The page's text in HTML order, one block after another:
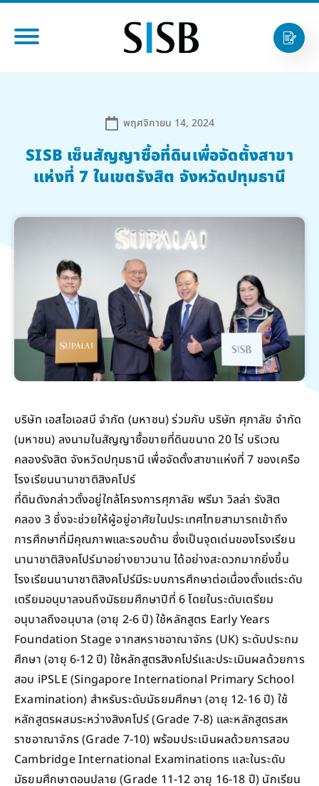
พฤศจิกายน 14, 2024
SISB เซ็นสัญญาซื้อที่ดินเพื่อจัดตั้งสาขา
แห่งที่ 7 ในเขตรังสิต จังหวัดปทุมธานี
บริษัท เอสไอเอสบี จำกัด (มหาชน) ร่วมกับ บริษัท ศุภาลัย จำกัด
(มหาชน) ลงนามในสัญญาซื้อขายที่ดินขนาด 20 ไร่ บริเวณ
คลองรังสิต จังหวัดปทุมธานี เพื่อจัดตั้งสาขาแห่งที่ 7 ของเครือ
โรงเรียนนานาชาติสิงคโปร์
ที่ดินดังกล่าวตั้งอยู่ใกล้โครงการศุภาลัย พรีมา วิลล่า รังสิต
คลอง 3 ซึ่งจะช่วยให้ผู้อยู่อาศัยในประเทศไทยสามารถเข้าถึง
การศึกษาที่มีคุณภาพและรอบด้าน ซึ่งเป็นจุดเด่นของโรงเรียน
นานาชาติสิงคโปร์มาอย่างยาวนาน ได้อย่างสะดวกมากยิ่งขึ้น
โรงเรียนนานาชาติสิงคโปร์มีระบบการศึกษาต่อเนื่องตั้งแต่ระดับ
เตรียมอนุบาลจนถึงมัธยมศึกษาปีที่ 6 โดยในระดับเตรียม
อนุบาลถึงอนุบาล (อายุ 2-6 ปี) ใช้หลักสูตร Early Years
Foundation Stage จากสหราชอาณาจักร (UK) ระดับประถม
ศึกษา (อายุ 6-12 ปี) ใช้หลักสูตรสิงคโปร์และประเมินผลด้วยการ
สอบ iPSLE (Singapore International Primary School
Examination) สำหรับระดับมัธยมศึกษา (อายุ 12-16 ปี) ใช้
หลักสูตรผสมระหว่างสิงคโปร์ (Grade 7-8) และหลักสูตรสห
ราชอาณาจักร (Grade 7-10) พร้อมประเมินผลด้วยการสอบ
Cambridge International Examinations และในระดับ
มัธยมศึกษาตอนปลาย (Grade 11-12 อายุ 16-18 ปี) นักเรียน